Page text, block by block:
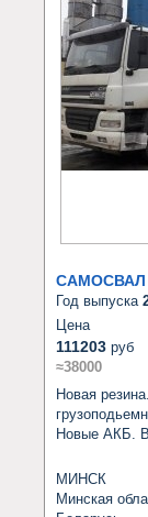
САМОСВАЛ
Год выпуска
Цена
111203 руб
≈38000
Новая
Новые АКБ. В
МИНСК
Минская